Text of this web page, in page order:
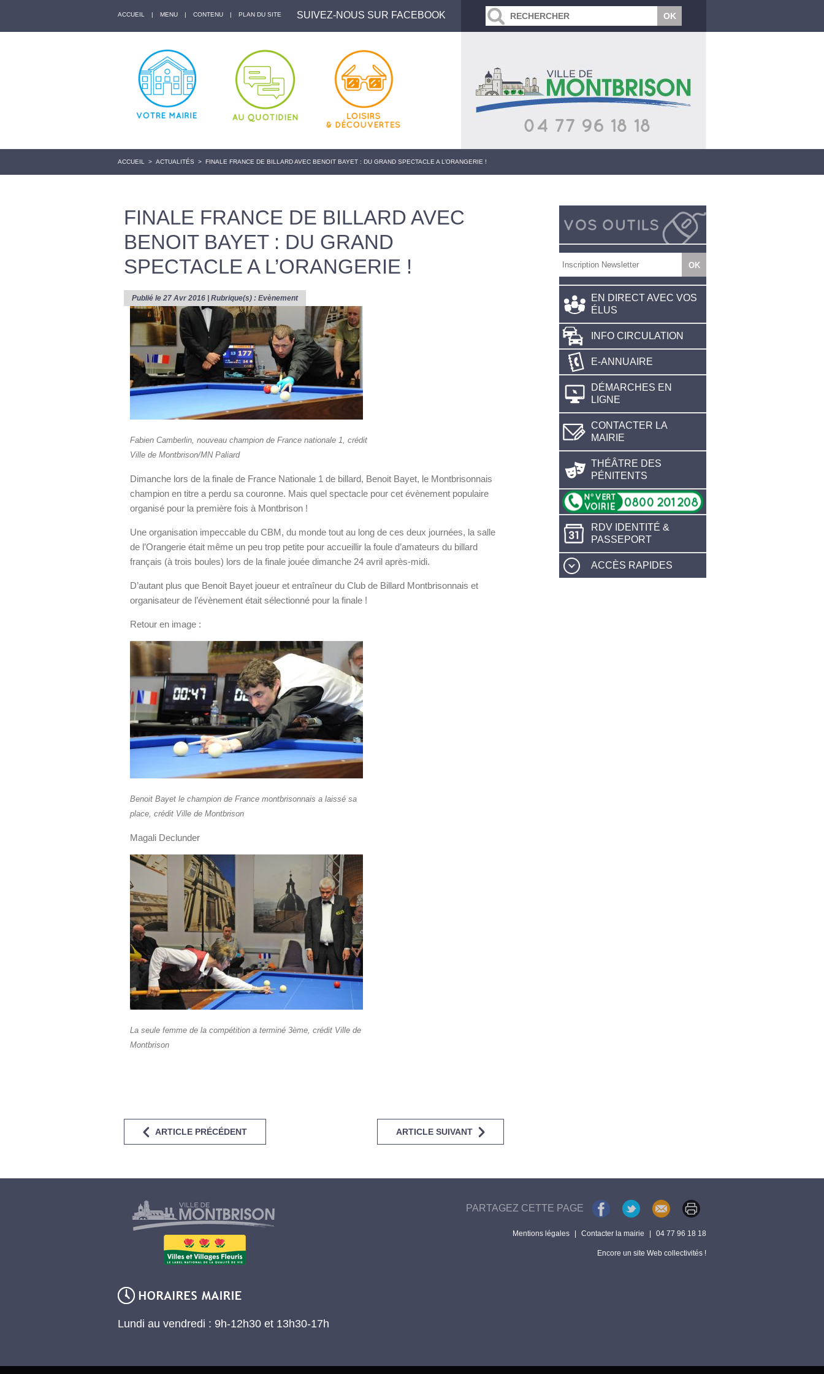
ACCUEIL | MENU | CONTENU | PLAN DU SITE SUIVEZ-NOUS SUR FACEBOOK
ACCUEIL > ACTUALITÉS > FINALE FRANCE DE BILLARD AVEC BENOIT BAYET : DU GRAND SPECTACLE A L’ORANGERIE !
FINALE FRANCE DE BILLARD AVEC
BENOIT BAYET : DU GRAND
SPECTACLE A L’ORANGERIE !
Publié le 27 Avr 2016 | Rubrique(s) : Evènement
Fabien Camberlin, nouveau champion de France nationale 1, crédit
Ville de Montbrison/MN Paliard
Dimanche lors de la finale de France Nationale 1 de billard, Benoit Bayet, le Montbrisonnais
champion en titre a perdu sa couronne. Mais quel spectacle pour cet évènement populaire
organisé pour la première fois à Montbrison !
Une organisation impeccable du CBM, du monde tout au long de ces deux journées, la salle
de l’Orangerie était même un peu trop petite pour accueillir la foule d’amateurs du billard
français (à trois boules) lors de la finale jouée dimanche 24 avril après-midi.
D’autant plus que Benoit Bayet joueur et entraîneur du Club de Billard Montbrisonnais et
organisateur de l’évènement était sélectionné pour la finale !
Retour en image :
Benoit Bayet le champion de France montbrisonnais a laissé sa
place, crédit Ville de Montbrison
Magali Declunder
La seule femme de la compétition a terminé 3ème, crédit Ville de
Montbrison
ARTICLE PRÉCÉDENT ARTICLE SUIVANT
EN DIRECT AVEC VOS
ÉLUS
INFO CIRCULATION
E-ANNUAIRE
DÉMARCHES EN
LIGNE
CONTACTER LA
MAIRIE
THÉÂTRE DES
PÉNITENTS
RDV IDENTITÉ &
PASSEPORT
ACCÈS RAPIDES
Lundi au vendredi : 9h-12h30 et 13h30-17h
PARTAGEZ CETTE PAGE
Mentions légales Contacter la mairie 04 77 96 18 18
Encore un site Web collectivités !